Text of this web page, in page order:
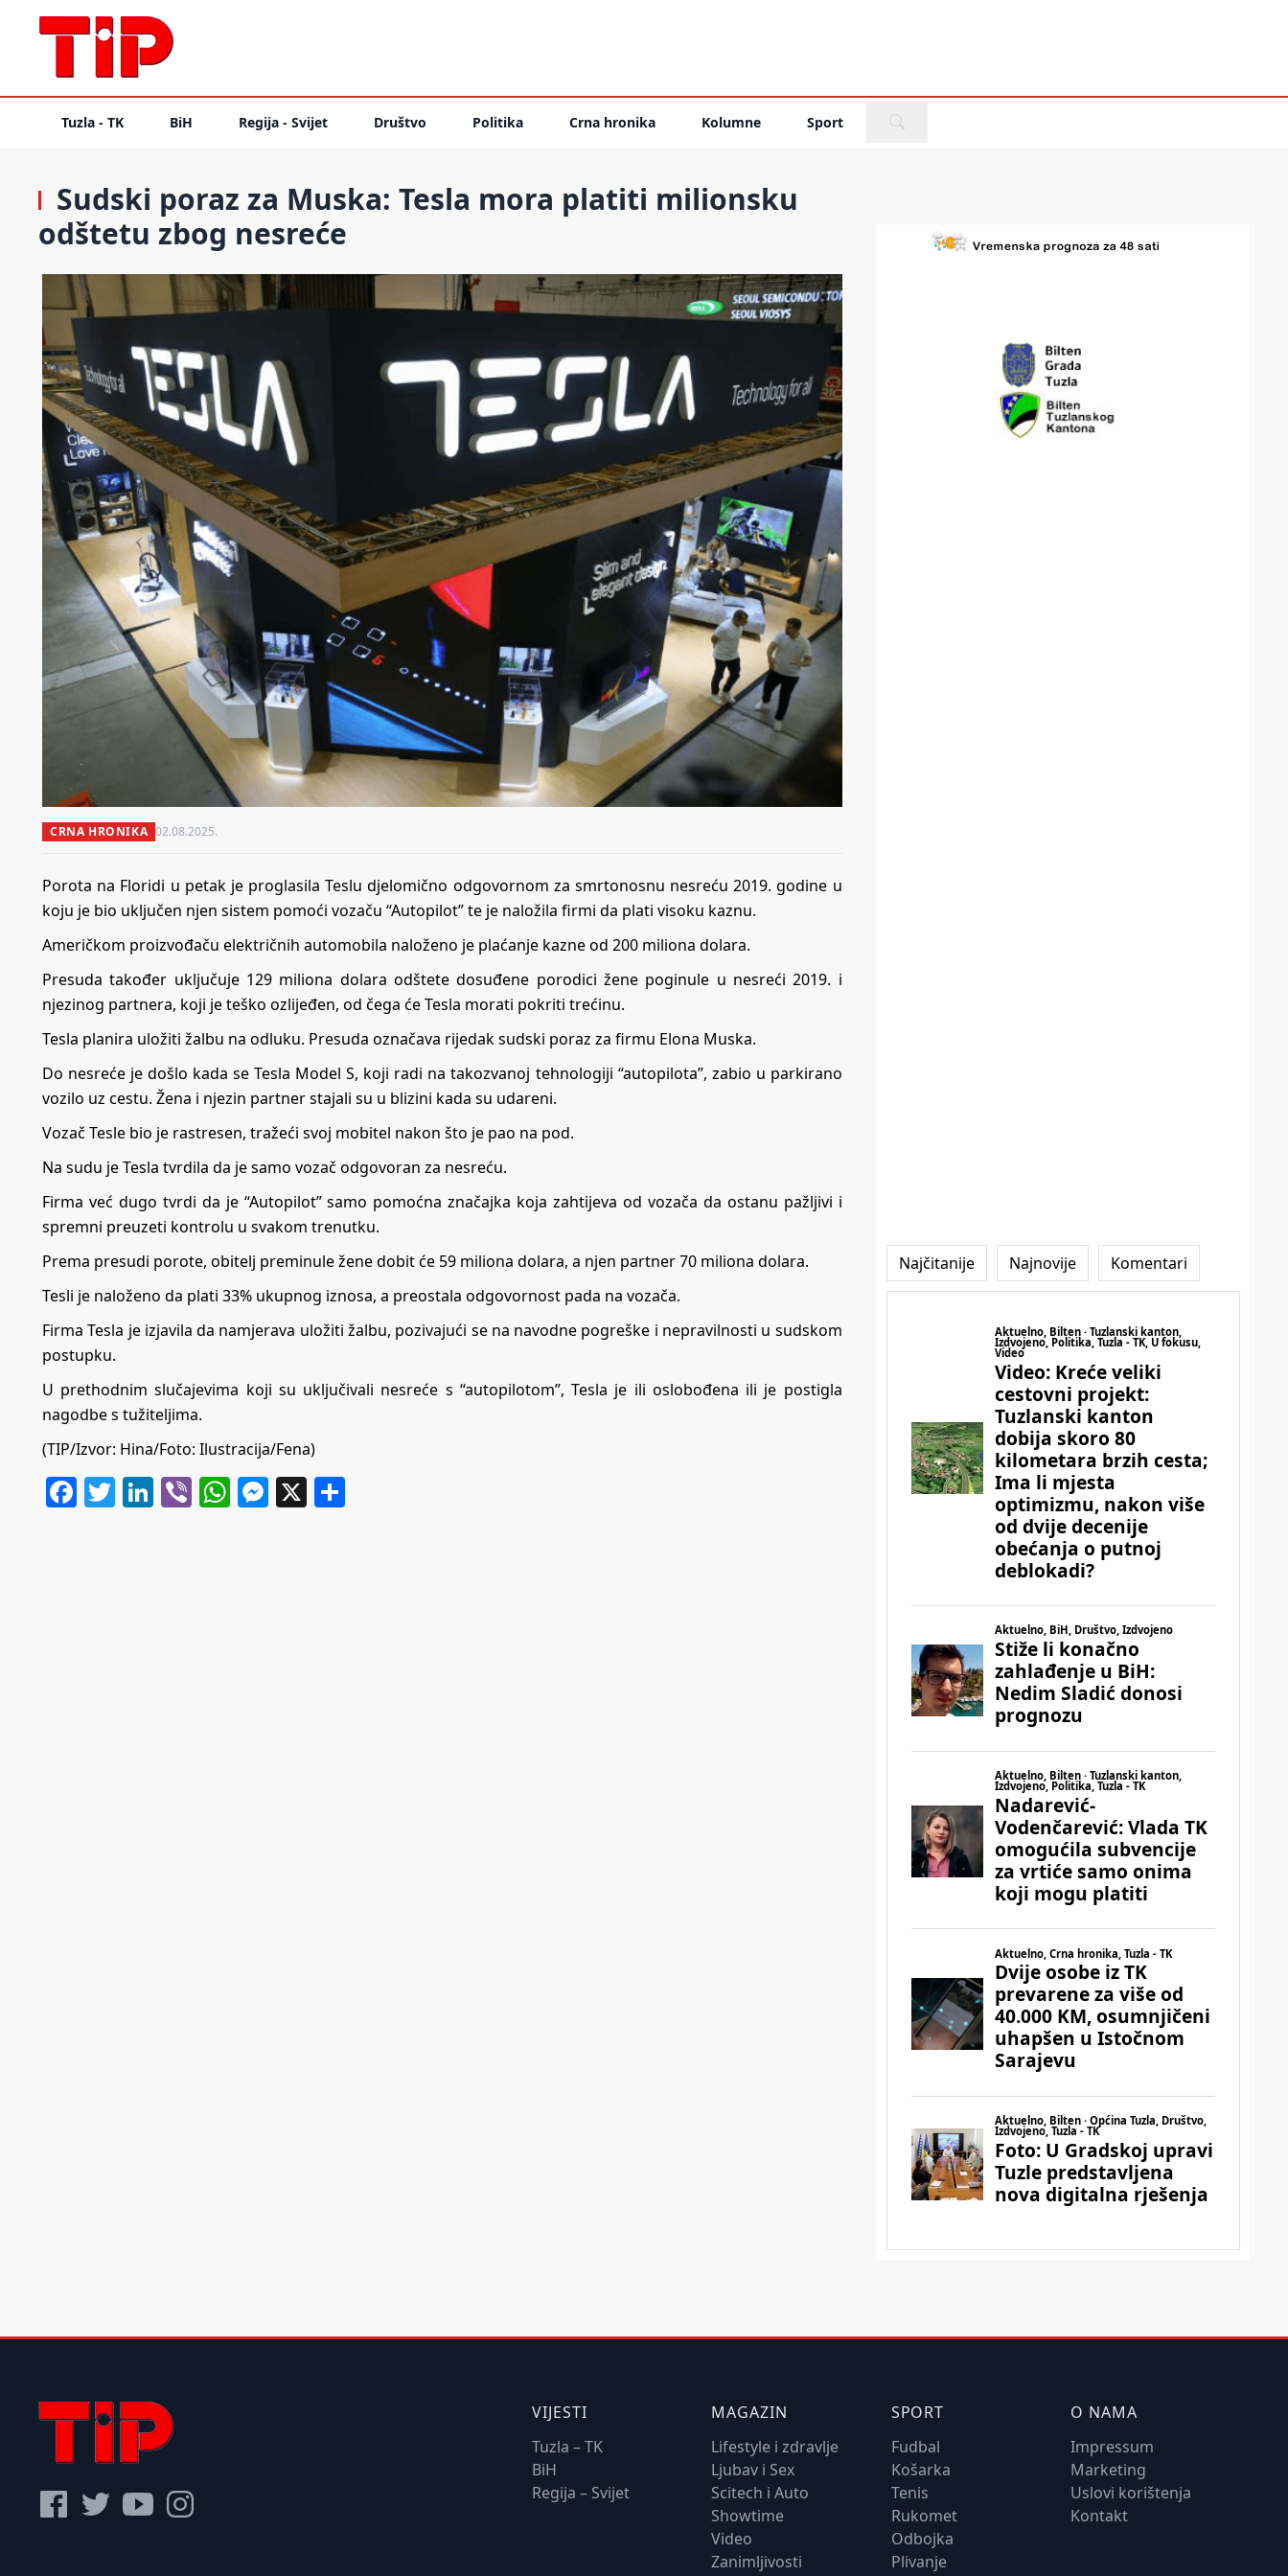
Tuzla - TK BiH Regija - Svijet Društvo Politika Crna hronika Kolumne Sport
Sudski poraz za Muska: Tesla mora platiti milionsku
odštetu zbog nesreće
CRNA HRONIKA 02.08.2025.
Porota na Floridi u petak je proglasila Teslu djelomično odgovornom za smrtonosnu nesreću 2019. godine u
koju je bio uključen njen sistem pomoći vozaču “Autopilot” te je naložila firmi da plati visoku kaznu.
Američkom proizvođaču električnih automobila naloženo je plaćanje kazne od 200 miliona dolara.
Presuda također uključuje 129 miliona dolara odštete dosuđene porodici žene poginule u nesreći 2019. i
njezinog partnera, koji je teško ozlijeđen, od čega će Tesla morati pokriti trećinu.
Tesla planira uložiti žalbu na odluku. Presuda označava rijedak sudski poraz za firmu Elona Muska.
Do nesreće je došlo kada se Tesla Model S, koji radi na takozvanoj tehnologiji “autopilota”, zabio u parkirano
vozilo uz cestu. Žena i njezin partner stajali su u blizini kada su udareni.
Vozač Tesle bio je rastresen, tražeći svoj mobitel nakon što je pao na pod.
Na sudu je Tesla tvrdila da je samo vozač odgovoran za nesreću.
Firma već dugo tvrdi da je “Autopilot” samo pomoćna značajka koja zahtijeva od vozača da ostanu pažljivi i
spremni preuzeti kontrolu u svakom trenutku.
Prema presudi porote, obitelj preminule žene dobit će 59 miliona dolara, a njen partner 70 miliona dolara.
Tesli je naloženo da plati 33% ukupnog iznosa, a preostala odgovornost pada na vozača.
Firma Tesla je izjavila da namjerava uložiti žalbu, pozivajući se na navodne pogreške i nepravilnosti u sudskom
postupku.
U prethodnim slučajevima koji su uključivali nesreće s “autopilotom”, Tesla je ili oslobođena ili je postigla
nagodbe s tužiteljima.
(TIP/Izvor: Hina/Foto: Ilustracija/Fena)
Facebook
Twitter
LinkedIn
ViberWhatsApp
Messenger
X
Najčitanije Najnovije Komentari
VIJESTI
Tuzla – TK
BiH
Regija – Svijet
MAGAZIN
Lifestyle i zdravlje
Ljubav i Sex
Scitech i Auto
Showtime
Video
Zanimljivosti
SPORT
Fudbal
Košarka
Tenis
Rukomet
Odbojka
Plivanje
O NAMA
Impressum
Marketing
Uslovi korištenja
Kontakt